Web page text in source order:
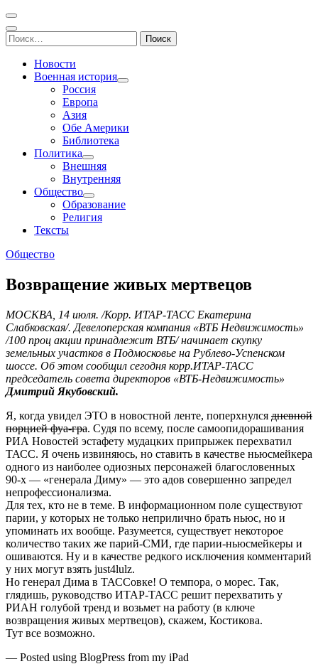
Перейти
к
содержимому
Журнал старого ворчуна
Записки пенсионера и геймера
Основное
меню
Поиск
Найти:
Новости
Военная история
Россия
Европа
Азия
Обе Америки
Библиотека
Политика
Внешняя
Внутренняя
Общество
Образование
Религия
Тексты
Общество
Возвращение живых мертвецов
МОСКВА, 14 июля. /Корр. ИТАР-ТАСС Екатерина
Слабковская/. Девелоперская компания «ВТБ Недвижимость»
/100 проц акции принадлежит ВТБ/ начинает скупку
земельных участков в Подмосковье на Рублево-Успенском
шоссе. Об этом сообщил сегодня корр.ИТАР-ТАСС
председатель совета директоров «ВТБ-Недвижимость»
Дмитрий Якубовский.
Я, когда увидел ЭТО в новостной ленте, поперхнулся дневной
порцией фуа-гра. Судя по всему, после самоопидорашивания
РИА Новостей эстафету мудацких припрыжек перехватил
ТАСС. Я очень извиняюсь, но ставить в качестве ньюсмейкера
одного из наиболее одиозных персонажей благословенных
90-х — «генерала Диму» — это адов совершенно запредел
непрофессионализма.
Для тех, кто не в теме. В информационном поле существуют
парии, у которых не только неприлично брать ньюс, но и
упоминать их вообще. Разумеется, существует некоторое
количество таких же парий-СМИ, где парии-ньюсмейкеры и
ошиваются. Ну и в качестве редкого исключения комментарий
у них могут взять just4lulz.
Но генерал Дима в ТАССовке! О темпора, о морес. Так,
глядишь, руководство ИТАР-ТАСС решит перехватить у
РИАН голубой тренд и возьмет на работу (в ключе
возвращения живых мертвецов), скажем, Костикова.
Тут все возможно.
— Posted using BlogPress from my iPad